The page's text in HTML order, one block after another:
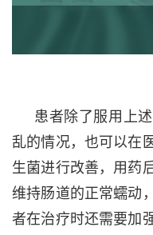
患者除了服用上
乱的情况， 也可以在
生菌进行改善，用药
维持肠道的正常蠕动
者在治疗时还需要加